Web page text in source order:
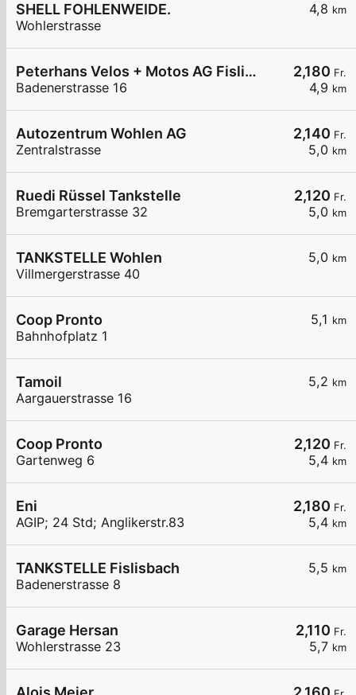
4,8 km
SHELL FOHLENWEIDE.
Wohlerstrasse
2,180 Fr.
4,9 km
Peterhans Velos + Motos AG Fislisbach
Badenerstrasse 16
2,140 Fr.
5,0 km
Autozentrum Wohlen AG
Zentralstrasse
2,120 Fr.
5,0 km
Ruedi Rüssel Tankstelle
Bremgarterstrasse 32
5,0 km
TANKSTELLE Wohlen
Villmergerstrasse 40
5,1 km
Coop Pronto
Bahnhofplatz 1
5,2 km
Tamoil
Aargauerstrasse 16
2,120 Fr.
5,4 km
Coop Pronto
Gartenweg 6
2,180 Fr.
5,4 km
Eni
AGIP; 24 Std; Anglikerstr.83
5,5 km
TANKSTELLE Fislisbach
Badenerstrasse 8
2,110 Fr.
5,7 km
Garage Hersan
Wohlerstrasse 23